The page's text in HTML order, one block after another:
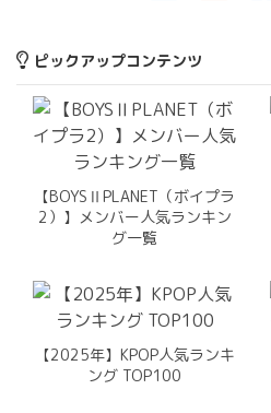
ピックアップコンテンツ
【BOYSⅡPLANET（ボイプラ
2）】メンバー人気ランキン
グ一覧
【2025年】KPOP人気ランキ
ング TOP100